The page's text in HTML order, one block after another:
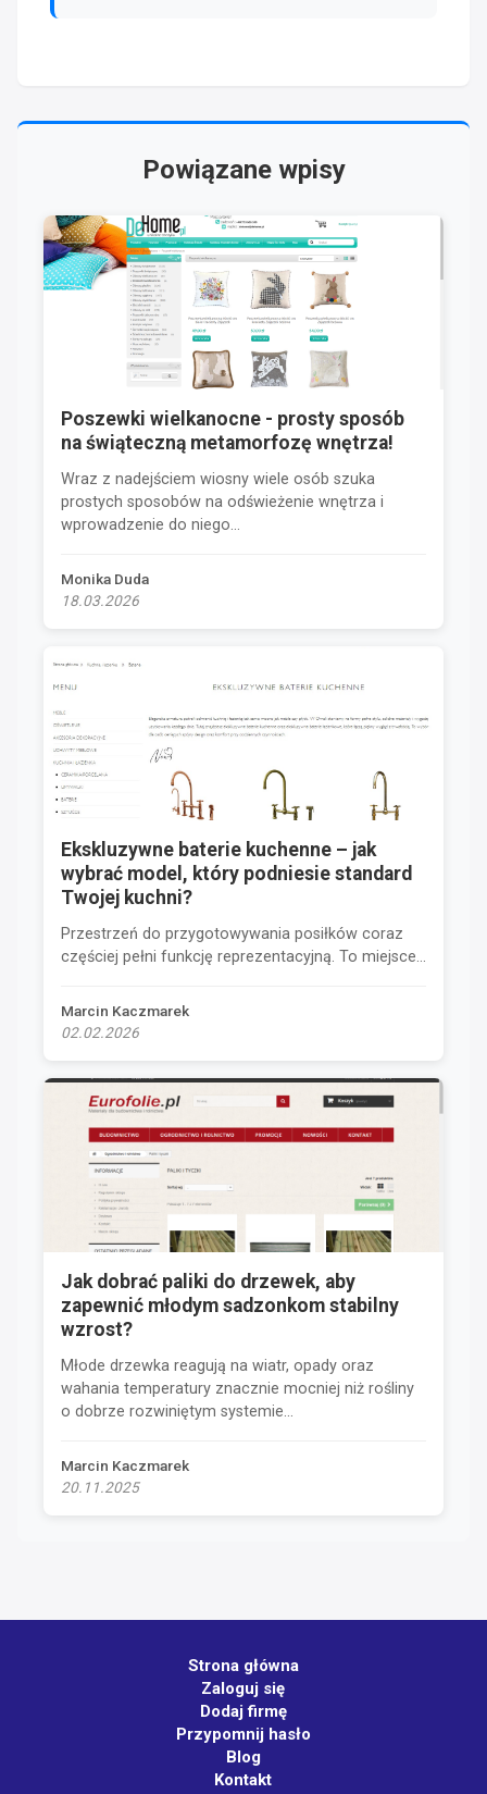
Powiązane wpisy
Poszewki wielkanocne - prosty sposób
na świąteczną metamorfozę wnętrza!
Wraz z nadejściem wiosny wiele osób szuka
prostych sposobów na odświeżenie wnętrza i
wprowadzenie do niego...
Monika Duda
18.03.2026
Ekskluzywne baterie kuchenne – jak
wybrać model, który podniesie standard
Twojej kuchni?
Przestrzeń do przygotowywania posiłków coraz
częściej pełni funkcję reprezentacyjną. To miejsce...
Marcin Kaczmarek
02.02.2026
Jak dobrać paliki do drzewek, aby
zapewnić młodym sadzonkom stabilny
wzrost?
Młode drzewka reagują na wiatr, opady oraz
wahania temperatury znacznie mocniej niż rośliny
o dobrze rozwiniętym systemie...
Marcin Kaczmarek
20.11.2025
Strona główna
Zaloguj się
Dodaj firmę
Przypomnij hasło
Blog
Kontakt